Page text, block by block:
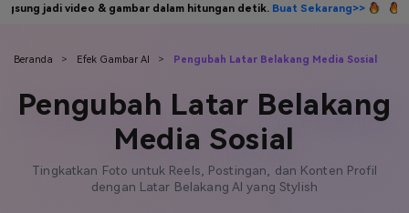
Alat AI
AI Video
AI Gambar
Model AI yang Didukung
Produk AI
Asisten Video AI
Editor Video AI
Editor Gambar AI
Efek AI
Efek Video
Efek Foto
gambar dalam hitungan detik. Buat Sekarang>> Tulis idemu, AI
Beranda > Efek Gambar AI > Pengubah Latar Belakang Media Sosial
Pengubah Latar Belakang
Media Sosial
Tingkatkan Foto untuk Reels, Postingan, dan Konten Profil
dengan Latar Belakang AI yang Stylish